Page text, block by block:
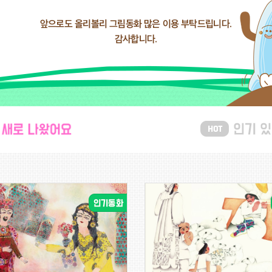
왔어요(139) 인기 있어요